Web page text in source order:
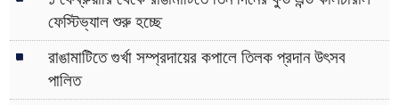
ফেস্টিভ্যাল শুরু হচ্ছে
রাঙামাটিতে গুর্খা সম্প্রদায়ের কপালে তিলক প্রদান উৎসব
পালিত